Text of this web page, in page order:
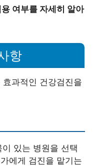
여부를 자세히 알아
항
과적인 건강검진을
있는 병원을 선택
에게 검진을 맡기는